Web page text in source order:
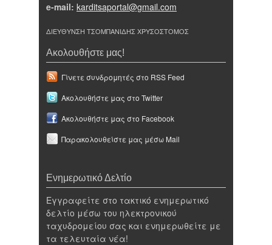
e-mail: karditsaportal@gmail.com
ΔΙΕΥΘΥΝΣΗ ΤΣΟΜΠΑΝΙΔΗΣ ΧΡΥΣΟΣΤΟΜΟΣ
Ακολουθήστε μας!
Γίνετε συνδρομητές στο RSS Feed
Ακολουθήστε μας στο Twitter
Ακολουθήστε μας στο Facebook
Παρακολουθείστε μας μέσω Mail
Ενημερωτικό Δελτίο
Εγγραφείτε στο τακτικό ενημερωτικό
δελτίο μέσω του ηλεκτρονικού
ταχυδρομείου σας και ενημερωθείτε με
τα τελευταία νέα!